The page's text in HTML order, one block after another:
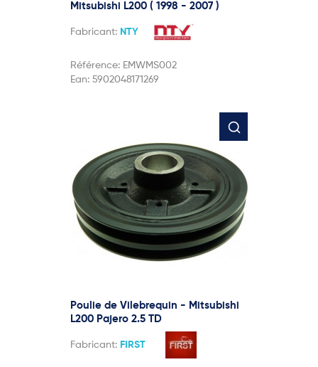
Mitsubishi L200 ( 1998 - 2007 )
Fabricant: NTY
Référence: EMWMS002
Ean: 5902048171269
Poulie de Vilebrequin - Mitsubishi
L200 Pajero 2.5 TD
Fabricant: FIRST